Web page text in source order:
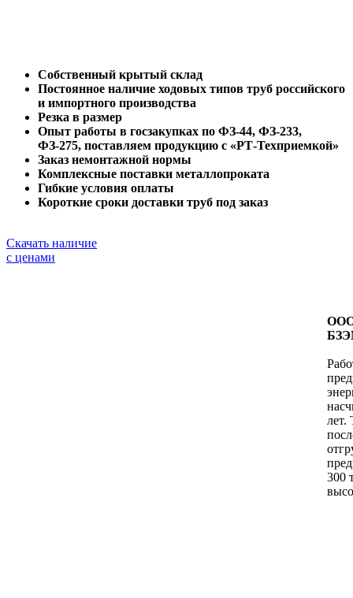
Собственный крытый склад
Постоянное наличие ходовых типов труб российского
и импортного производства
Резка в размер
Опыт работы в госзакупках по ФЗ-44, ФЗ-233,
ФЗ-275, поставляем продукцию с «РТ-Техприемкой»
Заказ немонтажной нормы
Комплексные поставки металлопроката
Гибкие условия оплаты
Короткие сроки доставки труб под заказ
Скачать наличие
с ценами
ООО
лет.
300